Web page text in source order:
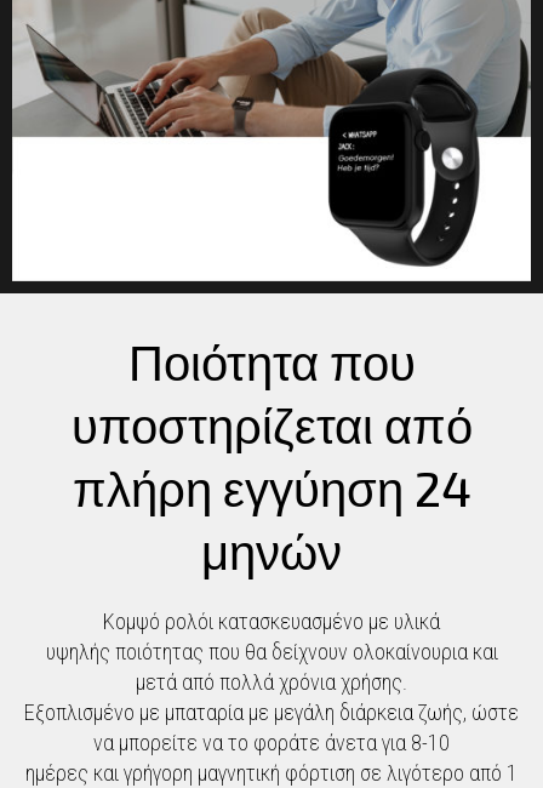
Ποιότητα που
υποστηρίζεται από
πλήρη εγγύηση 24
μηνών
Κομψό ρολόι κατασκευασμένο με υλικά
υψηλής ποιότητας που θα δείχνουν ολοκαίνουρια και
μετά από πολλά χρόνια χρήσης.
Εξοπλισμένο με μπαταρία με μεγάλη διάρκεια ζωής, ώστε
να μπορείτε να το φοράτε άνετα για 8-10
ημέρες και γρήγορη μαγνητική φόρτιση σε λιγότερο από 1